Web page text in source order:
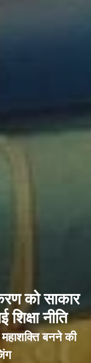
को साकार
नीति
बनने की